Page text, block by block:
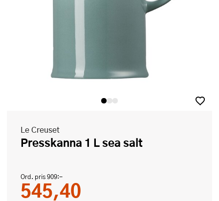
Le Creuset
Presskanna 1 L sea salt
Ord. pris909:-
545,40